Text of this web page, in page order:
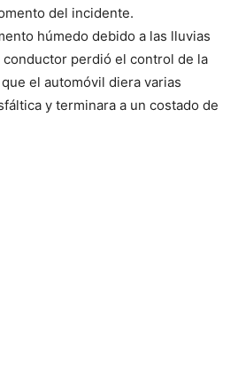
del incidente.
húmedo debido a las lluvias
perdió el control de la
el automóvil diera varias
y terminara a un costado de